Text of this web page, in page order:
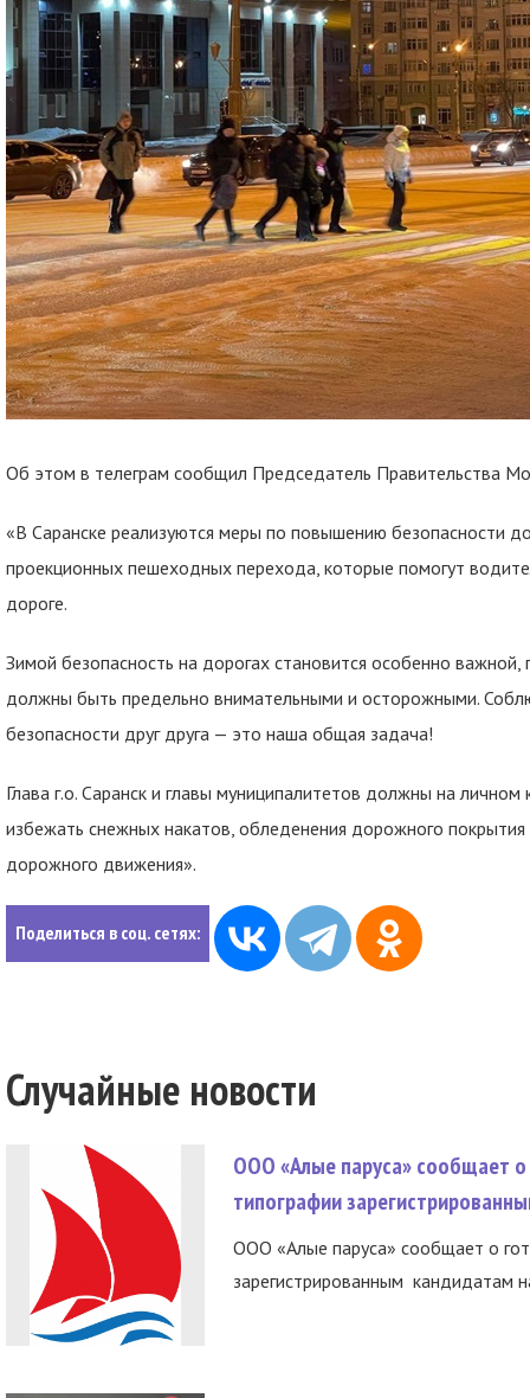
Об этом в телеграм сообщил Председатель Правительства
«В Саранске реализуются меры по повышению безопасности
проекционных пешеходных перехода, которые помогут
дороге.
Зимой безопасность на дорогах становится особенно
должны быть предельно внимательными и осторожными.
безопасности друг друга — это наша общая задача!
Глава г.о. Саранск и главы муниципалитетов должны на
избежать снежных накатов, обледенения дорожного покрытия
дорожного движения».
Поделиться в соц. сетях:
Случайные новости
ООО «Алые паруса» сообщает о
типографии
ООО «Алые паруса» сообщает о
зарегистрированным кандидатам